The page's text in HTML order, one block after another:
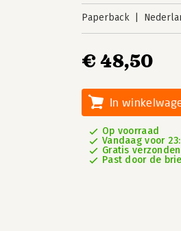
Paperback
€ 48,50
In
Op voorraad
Vandaag voor
Gratis verzonden
Past door de